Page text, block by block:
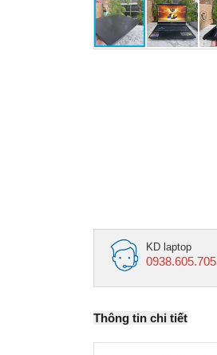
KD laptop
0938.605.705
Thông tin chi tiết